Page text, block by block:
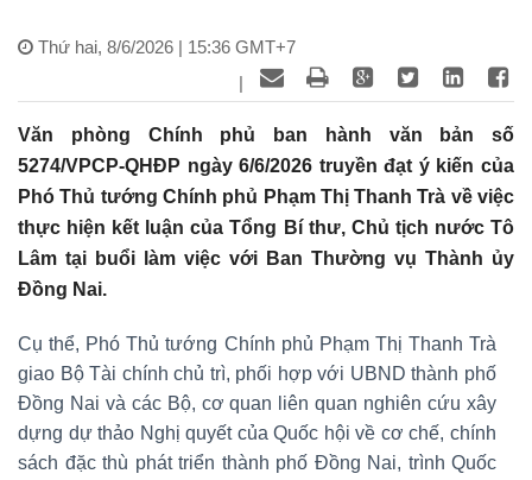
Thứ hai, 8/6/2026 | 15:36 GMT+7
|
Văn phòng Chính phủ ban hành văn bản số
5274/VPCP-QHĐP ngày 6/6/2026 truyền đạt ý kiến của
Phó Thủ tướng Chính phủ Phạm Thị Thanh Trà về việc
thực hiện kết luận của Tổng Bí thư, Chủ tịch nước Tô
Lâm tại buổi làm việc với Ban Thường vụ Thành ủy
Đồng Nai.
Cụ thể, Phó Thủ tướng Chính phủ Phạm Thị Thanh Trà
giao Bộ Tài chính chủ trì, phối hợp với UBND thành phố
Đồng Nai và các Bộ, cơ quan liên quan nghiên cứu xây
dựng dự thảo Nghị quyết của Quốc hội về cơ chế, chính
sách đặc thù phát triển thành phố Đồng Nai, trình Quốc